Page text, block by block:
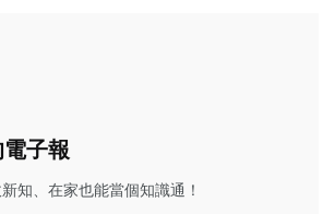
子報
知、在家也能當個知識通！